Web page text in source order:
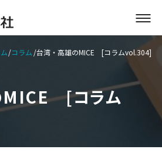
メ
ニ
ュ
を
開
コラム 台湾・高雄のMICE [コラムvol.304]
MICE [コラム